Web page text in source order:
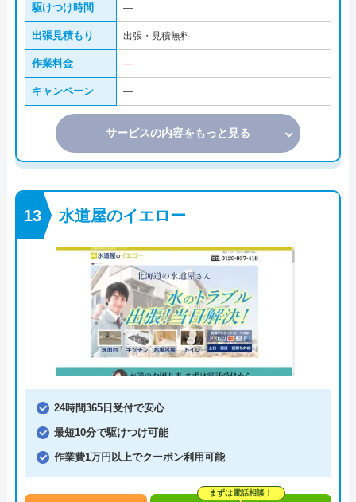
駆けつけ時間 ―
出張見積もり 出張・見積無料
作業料金 ―
キャンペーン ―
サービスの内容をもっと見る
水道屋のイエロー
24時間365日受付で安心
最短10分で駆けつけ可能
作業費1万円以上でクーポン利用可能
まずは電話相談！